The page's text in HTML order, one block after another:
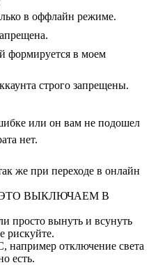
в оффлайн режиме.
формируется в моем
строго запрещены.
или он вам не подошел
нет.
же при переходе в онлайн
ЭТО ВЫКЛЮЧАЕМ В
просто вынуть и всунуть
рискуйте.
например отключение света
есть.